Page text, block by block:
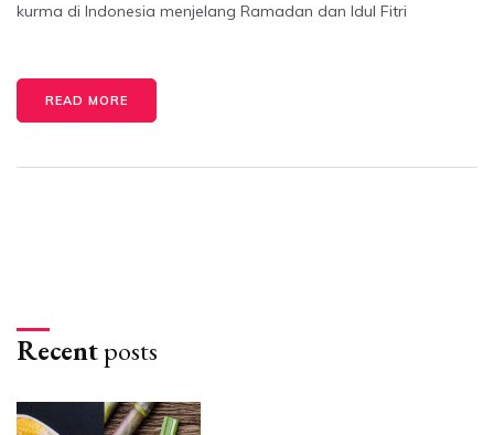
kurma di Indonesia menjelang Ramadan dan Idul Fitri
READ MORE
Recentposts